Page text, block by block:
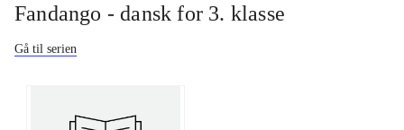
Fandango - dansk for 3. klasse
Gå til serien